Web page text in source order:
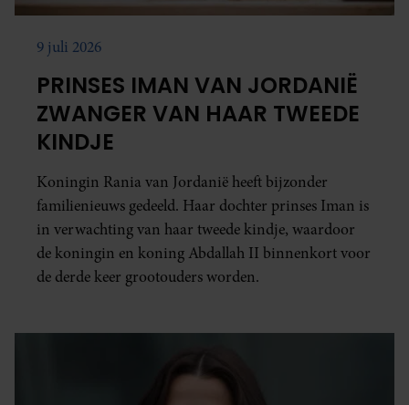
9 juli 2026
PRINSES IMAN VAN JORDANIË
ZWANGER VAN HAAR TWEEDE
KINDJE
Koningin Rania van Jordanië heeft bijzonder
familienieuws gedeeld. Haar dochter prinses Iman is
in verwachting van haar tweede kindje, waardoor
de koningin en koning Abdallah II binnenkort voor
de derde keer grootouders worden.